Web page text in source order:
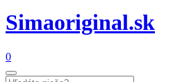
Simaoriginal.sk
0